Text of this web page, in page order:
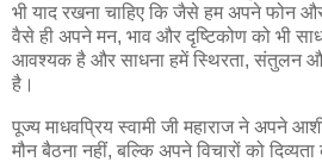
भी याद रखना चाहिए कि जैसे हम अपने फोन
वैसे ही अपने मन, भाव और दृष्टिकोण को भी
आवश्यक है और साधना हमें स्थिरता, संतुलन
है।
पूज्य माधवप्रिय स्वामी जी महाराज ने अपने
मौन बैठना नहीं, बल्कि अपने विचारों को